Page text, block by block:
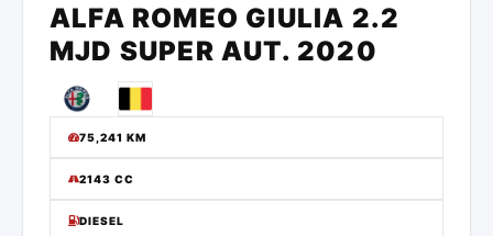
ALFA ROMEO GIULIA 2.2
MJD SUPER AUT. 2020
75,241 KM
2143 CC
DIESEL